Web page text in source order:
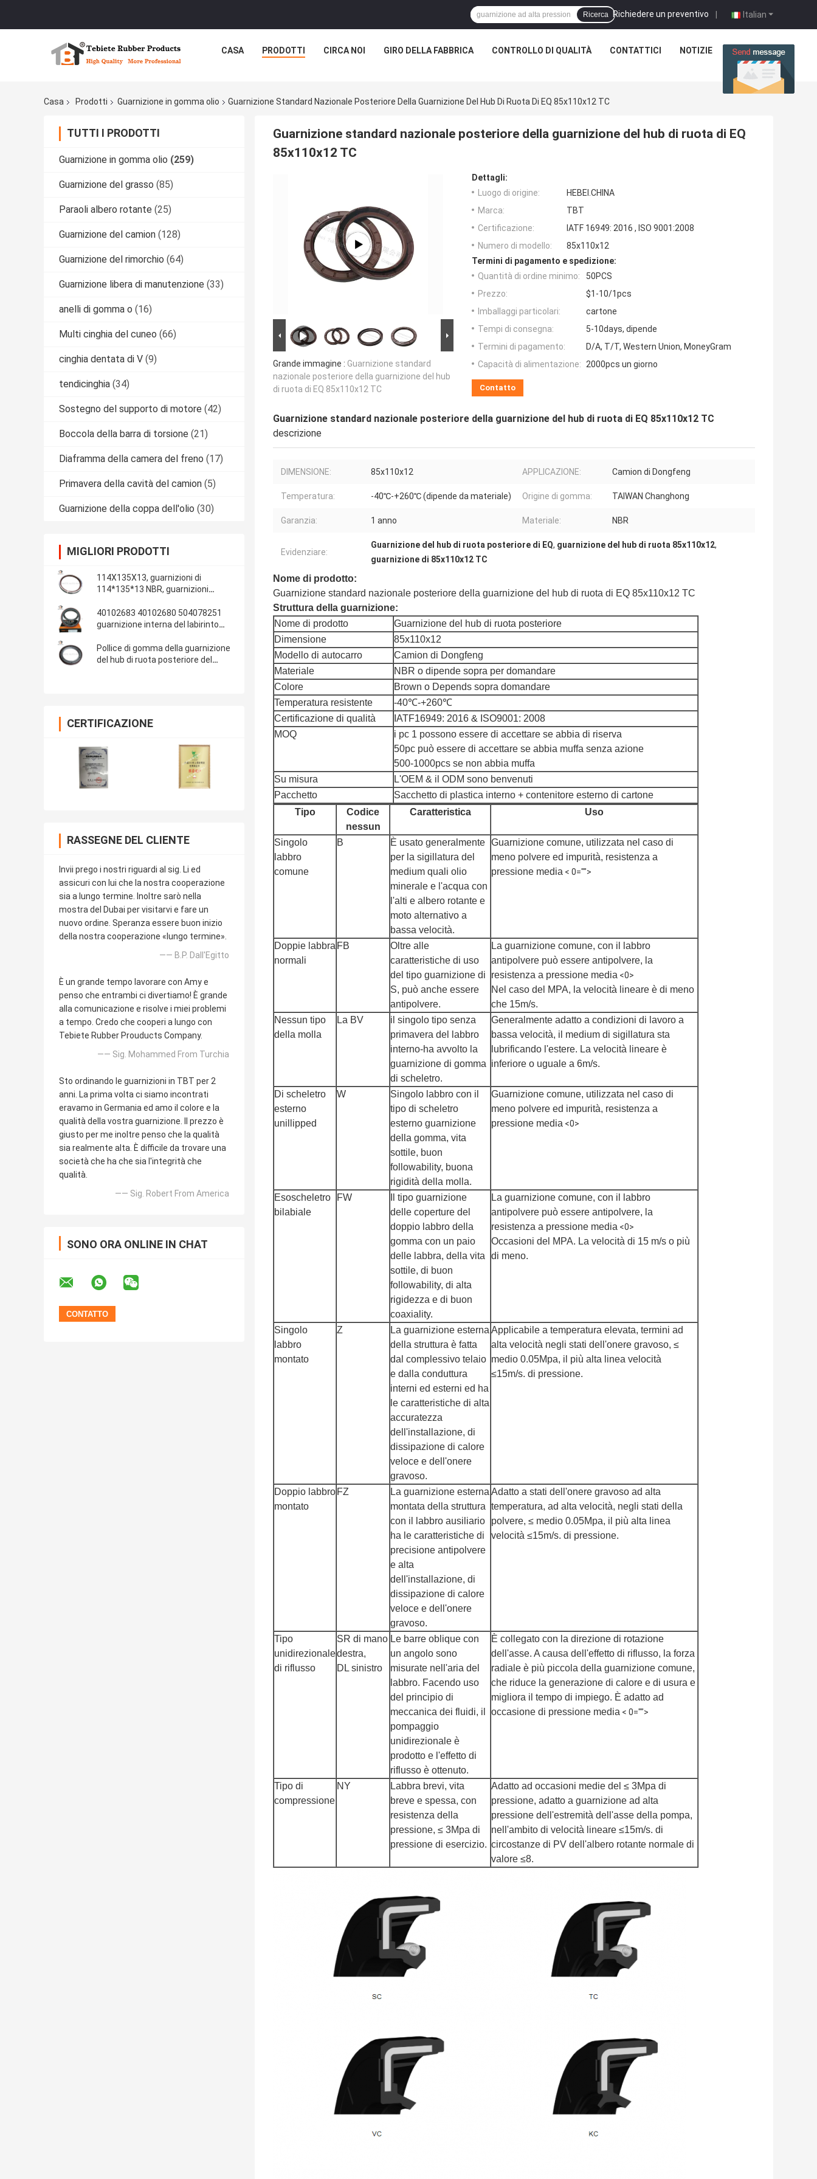
Italian
Richiedere un preventivo |
Ricerca
CASA PRODOTTI CIRCA NOI GIRO DELLA FABBRICA CONTROLLO DI QUALITÀ CONTATTICI NOTIZIE CASI
Casa Prodotti Guarnizione in gomma olio Guarnizione Standard Nazionale Posteriore Della Guarnizione Del Hub Di Ruota Di EQ 85x110x12 TC
TUTTI I PRODOTTI
Guarnizione in gomma olio (259)
Guarnizione del grasso (85)
Paraoli albero rotante (25)
Guarnizione del camion (128)
Guarnizione del rimorchio (64)
Guarnizione libera di manutenzione (33)
anelli di gomma o (16)
Multi cinghia del cuneo (66)
cinghia dentata di V (9)
tendicinghia (34)
Sostegno del supporto di motore (42)
Boccola della barra di torsione (21)
Diaframma della camera del freno (17)
Primavera della cavità del camion (5)
Guarnizione della coppa dell'olio (30)
MIGLIORI PRODOTTI
114X135X13, guarnizioni di
114*135*13 NBR, guarnizioni
materiale delle guarnizioni: NBR
40102683 40102680 504078251
guarnizione interna del labirinto
gomito di IVECO 100*130*13/14
Pollice di gomma della guarnizione
del hub di ruota posteriore del
CERTIFICAZIONE
RASSEGNE DEL CLIENTE
Invii prego i nostri riguardi al sig. Li ed
assicuri con lui che la nostra cooperazione
sia a lungo termine. Inoltre sarò nella
mostra del Dubai per visitarvi e fare un
nuovo ordine. Speranza essere buon inizio
della nostra cooperazione «lungo termine».
—— B.P. Dall'Egitto
È un grande tempo lavorare con Amy e
penso che entrambi ci divertiamo! È grande
alla comunicazione e risolve i miei problemi
a tempo. Credo che cooperi a lungo con
Tebiete Rubber Prouducts Company.
—— Sig. Mohammed From Turchia
Sto ordinando le guarnizioni in TBT per 2
anni. La prima volta ci siamo incontrati
eravamo in Germania ed amo il colore e la
qualità della vostra guarnizione. Il prezzo è
giusto per me inoltre penso che la qualità
sia realmente alta. È difficile da trovare una
società che ha che sia l'integrità che
qualità.
—— Sig. Robert From America
SONO ORA ONLINE IN CHAT
Guarnizione standard nazionale posteriore della guarnizione del hub di ruota di EQ
85x110x12 TC
Grande immagine : Guarnizione standard
nazionale posteriore della guarnizione del hub
di ruota di EQ 85x110x12 TC
Dettagli:
Luogo di origine:
HEBEI.CHINA
Marca:
TBT
Certificazione:
IATF 16949: 2016 , ISO 9001:2008
Numero di modello:
85x110x12
Termini di pagamento e spedizione:
Quantità di ordine minimo:
50PCS
Prezzo:
$1-10/1pcs
Imballaggi particolari:
cartone
Tempi di consegna:
5-10days, dipende
Termini di pagamento:
D/A, T/T, Western Union, MoneyGram
Capacità di alimentazione: 2000pcs un giorno
Contatto
Guarnizione standard nazionale posteriore della guarnizione del hub di ruota di EQ 85x110x12 TC
descrizione
DIMENSIONE: 85x110x12 APPLICAZIONE: Camion di Dongfeng
Temperatura: -40℃-+260℃ (dipende da materiale) Origine di gomma: TAIWAN Changhong
Garanzia: 1 anno Materiale: NBR
Evidenziare:
Guarnizione del hub di ruota posteriore di EQ, guarnizione del hub di ruota 85x110x12,
guarnizione di 85x110x12 TC
Nome di prodotto:
Guarnizione standard nazionale posteriore della guarnizione del hub di ruota di EQ 85x110x12 TC
Struttura della guarnizione:
Nome di prodotto
Guarnizione del hub di ruota posteriore
Dimensione
85x110x12
Modello di autocarro
Camion di Dongfeng
Materiale
NBR o dipende sopra per domandare
Colore
Brown o Depends sopra domandare
Temperatura resistente
-40℃-+260℃
Certificazione di qualità
IATF16949: 2016 & ISO9001: 2008
MOQ
i pc 1 possono essere di accettare se abbia di riserva
50pc può essere di accettare se abbia muffa senza azione
500-1000pcs se non abbia muffa
Su misura
L'OEM & il ODM sono benvenuti
Pacchetto
Sacchetto di plastica interno + contenitore esterno di cartone
Tipo
Codice
nessun
Caratteristica Uso
Singolo
labbro
comune
B
È usato generalmente
per la sigillatura del
medium quali olio
minerale e l'acqua con
l'alti e albero rotante e
moto alternativo a
bassa velocità.
Guarnizione comune, utilizzata nel caso di
meno polvere ed impurità, resistenza a
pressione media < 0="">
Doppie labbra
normali
FB
Oltre alle
caratteristiche di uso
del tipo guarnizione di
S, può anche essere
antipolvere.
La guarnizione comune, con il labbro
antipolvere può essere antipolvere, la
resistenza a pressione media <0>
Nel caso del MPA, la velocità lineare è di meno
che 15m/s.
Nessun tipo
della molla
La BV
il singolo tipo senza
primavera del labbro
interno-ha avvolto la
guarnizione di gomma
di scheletro.
Generalmente adatto a condizioni di lavoro a
bassa velocità, il medium di sigillatura sta
lubrificando l'estere. La velocità lineare è
inferiore o uguale a 6m/s.
Di scheletro
esterno
unillipped
W
Singolo labbro con il
tipo di scheletro
esterno guarnizione
della gomma, vita
sottile, buon
followability, buona
rigidità della molla.
Guarnizione comune, utilizzata nel caso di
meno polvere ed impurità, resistenza a
pressione media <0>
Esoscheletro
bilabiale
FW
Il tipo guarnizione
delle coperture del
doppio labbro della
gomma con un paio
delle labbra, della vita
sottile, di buon
followability, di alta
rigidezza e di buon
coaxiality.
La guarnizione comune, con il labbro
antipolvere può essere antipolvere, la
resistenza a pressione media <0>
Occasioni del MPA. La velocità di 15 m/s o più
di meno.
Singolo
labbro
montato
Z
La guarnizione esterna
della struttura è fatta
dal complessivo telaio
e dalla conduttura
interni ed esterni ed ha
le caratteristiche di alta
accuratezza
dell'installazione, di
dissipazione di calore
veloce e dell'onere
gravoso.
Applicabile a temperatura elevata, termini ad
alta velocità negli stati dell'onere gravoso, ≤
medio 0.05Mpa, il più alta linea velocità
≤15m/s. di pressione.
Doppio labbro
montato
FZ
La guarnizione esterna
montata della struttura
con il labbro ausiliario
ha le caratteristiche di
precisione antipolvere
e alta
dell'installazione, di
dissipazione di calore
veloce e dell'onere
gravoso.
Adatto a stati dell'onere gravoso ad alta
temperatura, ad alta velocità, negli stati della
polvere, ≤ medio 0.05Mpa, il più alta linea
velocità ≤15m/s. di pressione.
Tipo
unidirezionale
di riflusso
SR di mano
destra,
DL sinistro
Le barre oblique con
un angolo sono
misurate nell'aria del
labbro. Facendo uso
del principio di
meccanica dei fluidi, il
pompaggio
unidirezionale è
prodotto e l'effetto di
riflusso è ottenuto.
È collegato con la direzione di rotazione
dell'asse. A causa dell'effetto di riflusso, la forza
radiale è più piccola della guarnizione comune,
che riduce la generazione di calore e di usura e
migliora il tempo di impiego. È adatto ad
occasione di pressione media < 0="">
Tipo di
compressione
NY
Labbra brevi, vita
breve e spessa, con
resistenza della
pressione, ≤ 3Mpa di
pressione di esercizio.
Adatto ad occasioni medie del ≤ 3Mpa di
pressione, adatto a guarnizione ad alta
pressione dell'estremità dell'asse della pompa,
nell'ambito di velocità lineare ≤15m/s. di
circostanze di PV dell'albero rotante normale di
valore ≤8.